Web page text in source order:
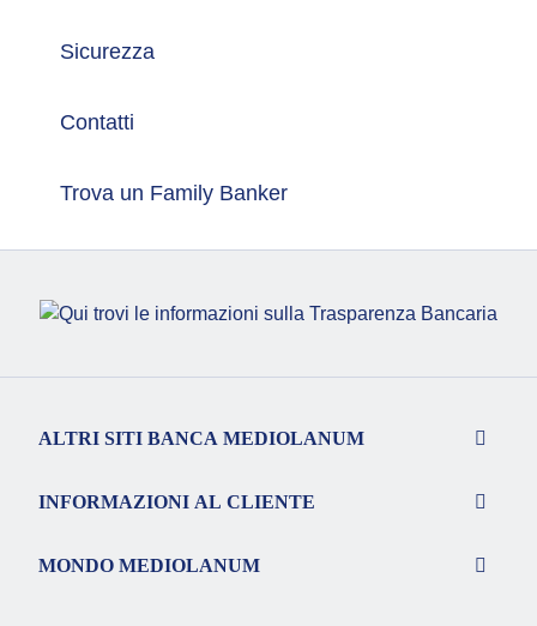
Sicurezza
Contatti
Trova un Family Banker
ALTRI SITI BANCA MEDIOLANUM
INFORMAZIONI AL CLIENTE
MONDO MEDIOLANUM